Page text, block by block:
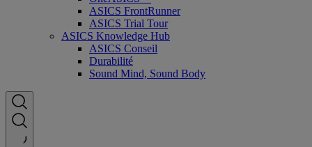
ASICS FrontRunner
ASICS Trial Tour
ASICS Knowledge Hub
ASICS Conseil
Durabilité
Sound Mind, Sound Body